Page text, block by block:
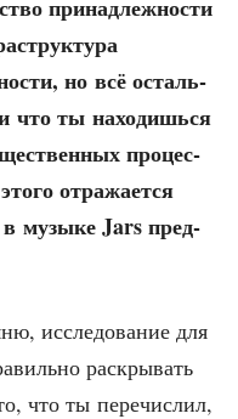
при­над­леж­но­сти
но всё осталь­
что ты нахо­дишь­ся
про­цес­
отра­жа­ет­ся
музы­ке Jars пред­
иссле­до­ва­ние для
рас­кры­вать
что ты пере­чис­лил,